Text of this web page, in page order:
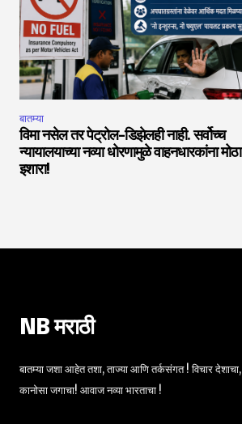
बातम्या
विमा नसेल तर पेट्रोल-डिझेलही नाही. सर्वोच्च
न्यायालयाच्या नव्या धोरणामुळे वाहनधारकांना मोठा
इशारा!
NB मराठी
बातम्या जशा आहेत तशा, ताज्या आणि तर्कसंगत ! विचार देशाचा,
कानोसा जगाचा! आवाज नव्या भारताचा !